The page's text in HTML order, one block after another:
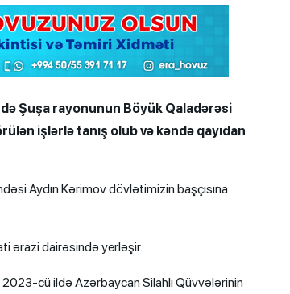
Şuşa rayonunun Böyük Qaladərəsi
işlərlə tanış olub və kəndə qayıdan
Aydın Kərimov dövlətimizin başçısına
ərazi dairəsində yerləşir.
cü ildə Azərbaycan Silahlı Qüvvələrinin